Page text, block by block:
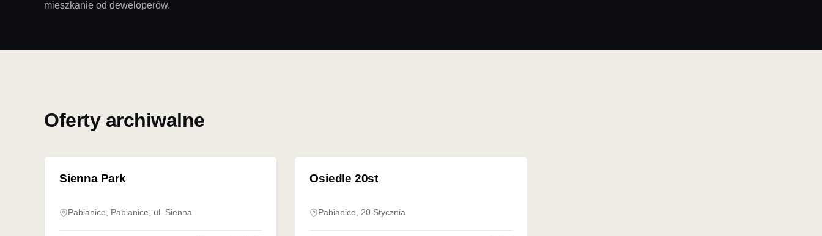
mieszkanie od deweloperów.
Oferty archiwalne
OFERTA ARCHIWALNA
Sienna Park
Pabianice, Pabianice, ul. Sienna
OFERTA ARCHIWALNA
Osiedle 20st
Pabianice, 20 Stycznia